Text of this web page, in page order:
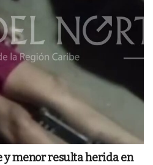
menor resulta herida en